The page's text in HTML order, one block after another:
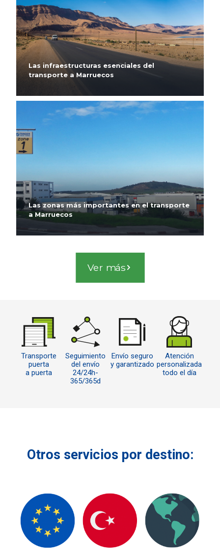
Las infraestructuras esenciales del
transporte a Marruecos
Las zonas más importantes en el transporte
a Marruecos
Ver más
Transporte
puerta
a puerta
Seguimiento
del envío
24/24h-
365/365d
Envío seguro
y garantizado
Atención
personalizada
todo el día
Otros servicios por destino: